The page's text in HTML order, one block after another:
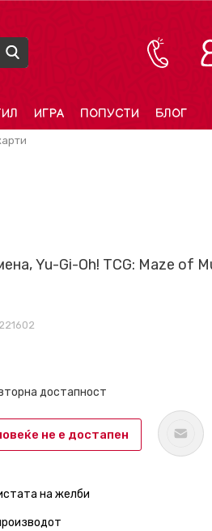
ИГРА ПОПУСТИ БЛОГ
Yu-Gi-Oh! TCG: Maze of
221602
достапност
не е достапен
на желби